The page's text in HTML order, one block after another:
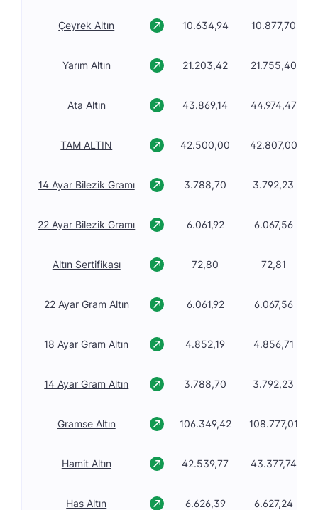
Çeyrek Altın 10.634,94 10.877,70
Yarım Altın 21.203,42 21.755,40
Ata Altın 43.869,14 44.974,47
TAM ALTIN 42.500,00 42.807,00
14 Ayar Bilezik Gramı 3.788,70 3.792,23
22 Ayar Bilezik Gramı 6.061,92 6.067,56
Altın Sertifikası 72,80 72,81
22 Ayar Gram Altın 6.061,92 6.067,56
18 Ayar Gram Altın 4.852,19 4.856,71
14 Ayar Gram Altın 3.788,70 3.792,23
Gramse Altın 106.349,42 108.777,01
Hamit Altın 42.539,77 43.377,74
Has Altın 6.626,39 6.627,24